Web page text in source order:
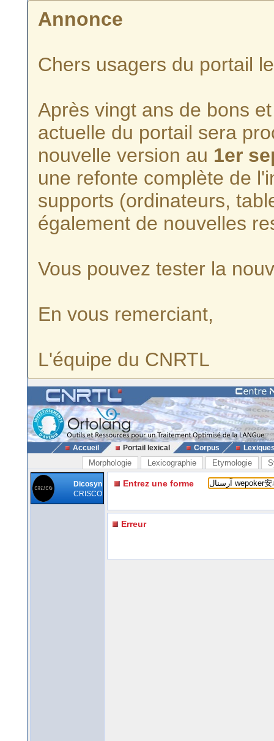
Annonce
Chers usagers du portail
Après vingt ans de bons
actuelle du portail sera
nouvelle version au 1er
une refonte complète de
supports (ordinateurs,
également de nouvelles
Vous pouvez tester la
En vous remerciant,
L'équipe du CNRTL
Accueil Portail lexical Corpus
Morphologie Lexicographie Etymologie
Dicosyn
CRISCO
Entrez une forme
Erreur